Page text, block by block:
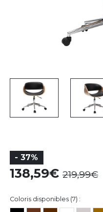
- 37%
138,59 219,99
Coloris disponibles (7) :